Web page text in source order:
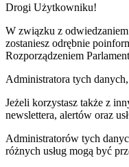
Drogi Użytkowniku!
W związku z
zostaniesz odrębnie
Rozporządzeniem
Administratora tych
Jeżeli korzystasz także z
newslettera, alertów oraz
Administratorów tych
różnych usług mogą być